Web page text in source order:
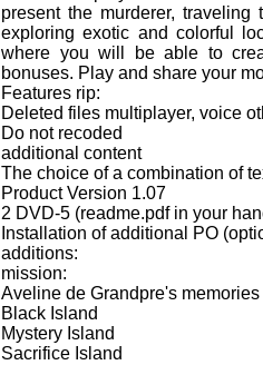
present the murderer,
exploring exotic and colorful
where you will be able to
bonuses. Play and share your
Features rip:
Deleted files multiplayer, voice
Do not recoded
additional content
The choice of a combination of
Product Version 1.07
2 DVD-5 (readme.pdf in your
Installation of additional PO
additions:
mission:
Aveline de Grandpre's memories
Black Island
Mystery Island
Sacrifice Island